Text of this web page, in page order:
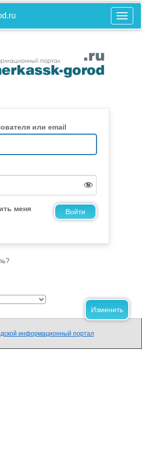
или email
меня
информационный портал